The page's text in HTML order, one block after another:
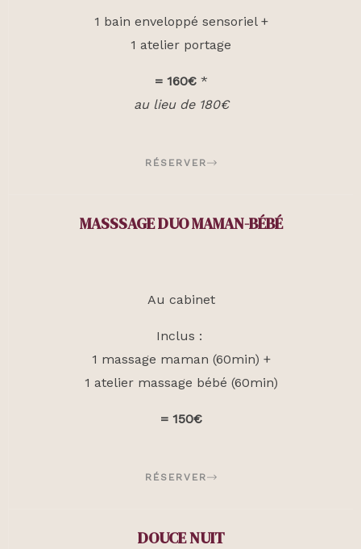
1 bain enveloppé sensoriel +
1 atelier portage
= 160€*
au lieu de 180€
RÉSERVER
MASSSAGE DUO MAMAN-BÉBÉ
Au cabinet
Inclus :
1 massage maman (60min) +
1 atelier massage bébé (60min)
= 150€
RÉSERVER
DOUCE NUIT